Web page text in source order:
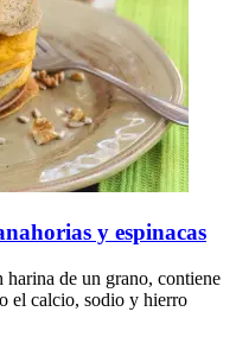
y espinacas
de un grano, contiene
el calcio, sodio y hierro